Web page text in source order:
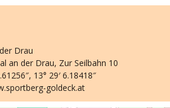
Drau
an der Drau, Zur Seilbahn 10
13° 29′ 6.18418″
goldeck.at